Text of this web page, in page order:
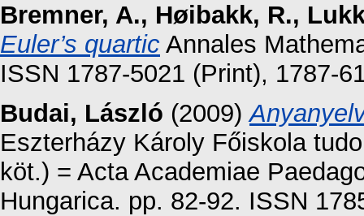
Bremner, A., Høibakk, R.,
Euler’s quartic Annales
ISSN 1787-5021 (Print), 1787-
Budai, László (2009)
Eszterházy Károly Főiskola
köt.) = Acta Academiae
Hungarica. pp. 82-92. ISSN